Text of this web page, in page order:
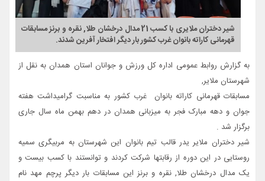
شیر دختران ملایری با کسب 21 مدال درخشان طلا, نقره و برنز مسابقات
قهرمانی کاراته بانوان غرب کشور بار دیگر افتخار آفرین شدند.
به گزارش روابط عمومی اداره کل ورزش و جوانان استان همدان به نقل از
شهرستان ملایر,
مسابقات قهرمانی کاراته بانوان غرب کشور به مناسبت گرامیداشت هفته
جوان و دهه مبارک فجر به میزبانی همدان در دهم بهمن ماه سال جاری
برگزار شد .
شیر دختران ملایر یدر قالب تیم بانوان این شهرستان به مربیگری سمیه
روستایی در این دوره از رقابتها شرکت کردند و توانستند با کسب بیست و
یک مدال درخشان طلا, نقره و برنز این مسابقات بار دیگر پرچم مهد نام